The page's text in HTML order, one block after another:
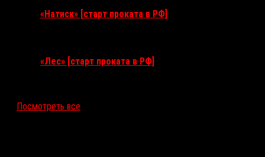
«Натиск» [старт проката в РФ]
«Лес» [старт проката в РФ]
Посмотреть все